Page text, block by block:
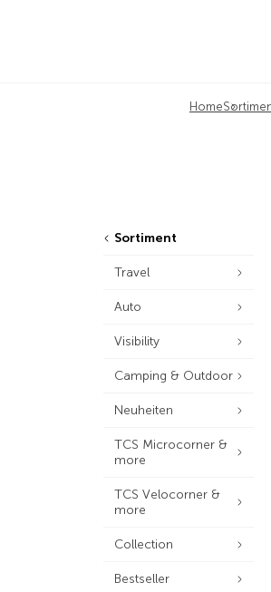
Home
Sortiment
Travel
Auto
Visibility
Camping & Outdoor
Neuheiten
TCS Microcorner &
more
TCS Velocorner &
more
Collection
Bestseller